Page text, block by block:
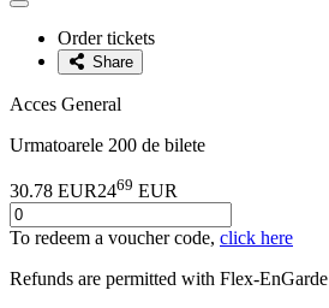
Adaugă
favoriteOrder tickets
Share
Acces General
Urmatoarele 200 de bilete
30.78 EUR2469 EUR
To redeem a voucher code, click here
Refunds are permitted with Flex-EnGarde